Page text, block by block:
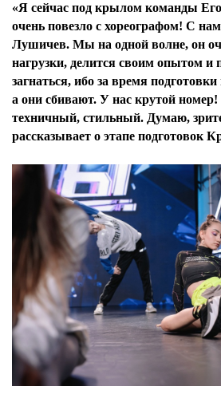
«Я сейчас под крылом команды
очень повезло с хореографом! С
Лушичев. Мы на одной волне, он
нагрузки, делится своим опытом и
загнаться, ибо за время
а они сбивают. У нас крутой
техничный, стильный. Думаю,
рассказывает о этапе подготовок